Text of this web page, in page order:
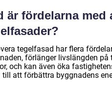
är fördelarna med
tegelfasad har flera
förlänger livslängden
och kan även öka
till att förbättra byggnadens